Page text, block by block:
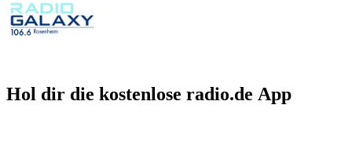
Hol dir die kostenlose radio.de App